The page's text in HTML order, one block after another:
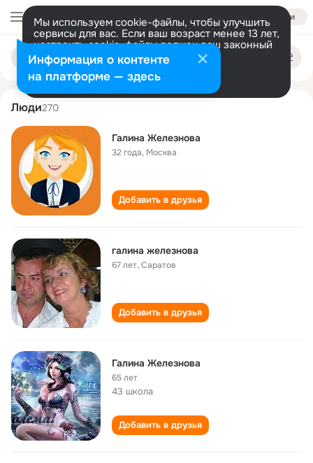
Войти
Мы используем cookie-файлы, чтобы улучшить
сервисы для вас. Если ваш возраст менее 13 лет,
настроить cookie-файлы должен ваш законный
представитель. Больше информации
Разрешить все Настроить
Поиск
людям
galina zheleznova
Люди270
Галина Железнова
32 года, Москва
Добавить в друзья
галина железнова
67 лет,Саратов
Добавить в друзья
Галина Железнова
65 лет
43 школа
Добавить в друзья
Информация о контенте
на платформе — здесь